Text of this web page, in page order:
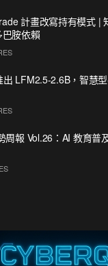
計畫改寫持有模式 |
胺依賴
出 LFM2.5-2.6B，智慧
周報 Vol.26：AI 教育普